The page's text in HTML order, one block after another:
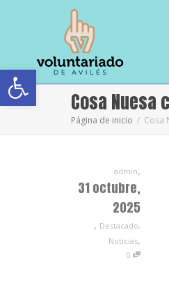
Abrir barra de herramientas
Cosa Nuesa
Página de inicio Cosa
admin,
31 octubre,
2025
, Destacado,
Noticias,
0